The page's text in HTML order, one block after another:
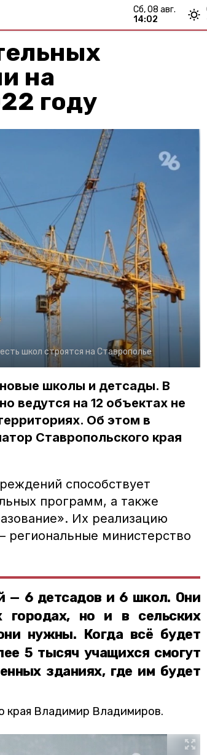
сб, 08 авг.
14:02
на
году
школ строятся на Ставрополье
школы и детсады. В
ведутся на 12 объектах не
Об этом в
Ставропольского края
способствует
программ, а также
Их реализацию
министерство
— 6 детсадов и 6 школ. Они
городах, но и в сельских
нужны. Когда всё будет
5 тысяч учащихся смогут
зданиях, где им будет
края Владимир Владимиров.